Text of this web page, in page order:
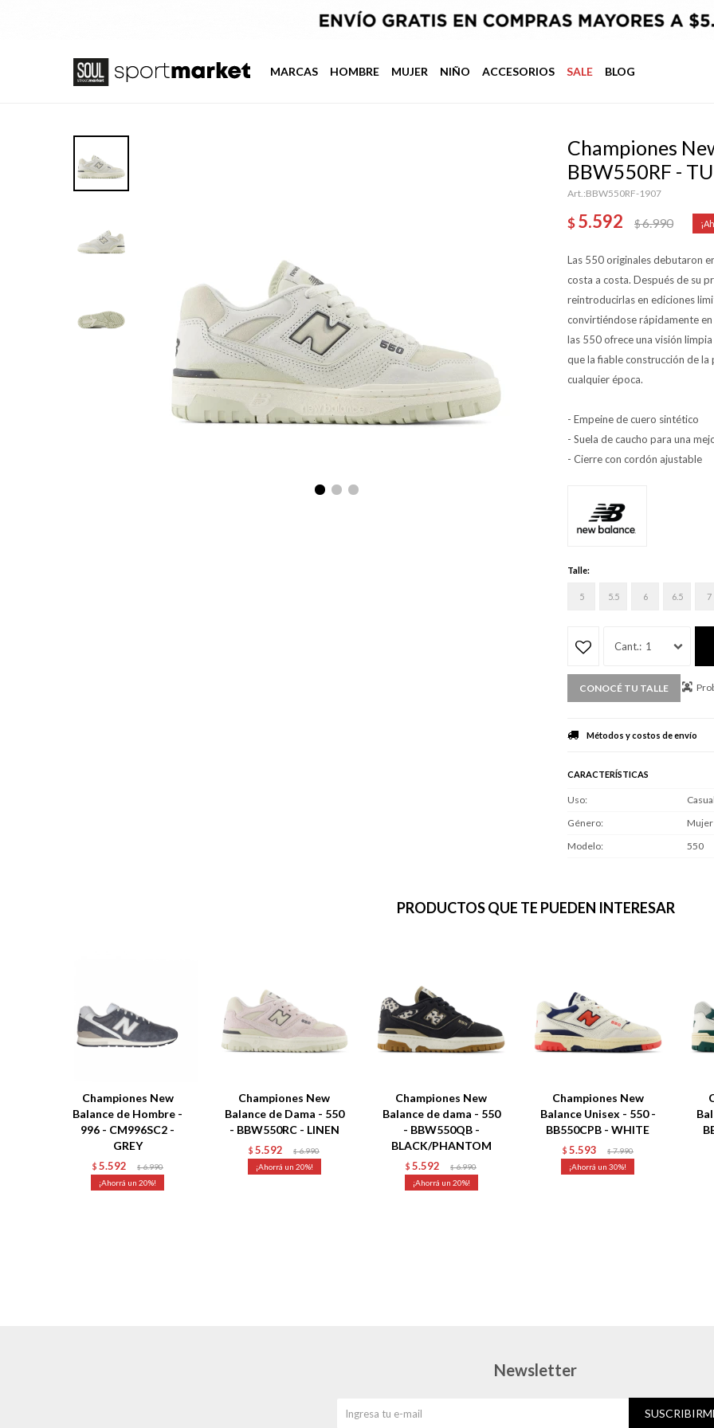
MARCAS HOMBRE MUJER NIÑO ACCESORIOS SALE BLOG
Championes
BBW550RF -
BBW550RF-1907
$5.592 $6.990
Las 550 originales debutaron
costa a costa. Después de su
reintroducirlas en ediciones
convirtiéndose rápidamente
las 550 ofrece una visión
que la fiable construcción de
cualquier época.
- Empeine de cuero sintético
- Suela de caucho para una
- Cierre con cordón ajustable
Talle:
5 5.5 6 6.5 7
1
CONOCÉ TU TALLE
Métodos y costos de envío
CARACTERÍSTICAS
Uso
Género
Mujer
Modelo
550
PRODUCTOS QUE TE PUEDEN INTERESAR
Championes New
Balance de Hombre -
996 - CM996SC2 -
GREY
$ 5.592 $ 6.990
20
Championes New
Balance de Dama - 550
- BBW550RC - LINEN
$ 5.592 $ 6.990
20
Championes New
Balance de dama - 550
- BBW550QB -
BLACK/PHANTOM
$ 5.592 $ 6.990
20
Championes New
Balance Unisex - 550 -
BB550CPB - WHITE
$ 5.593 $ 7.990
30
Newsletter